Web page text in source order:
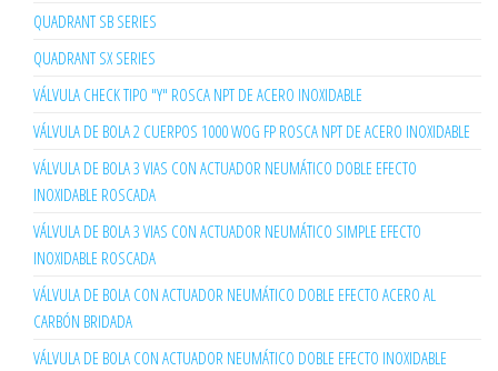
QUADRANT SB SERIES
QUADRANT SX SERIES
VÁLVULA CHECK TIPO "Y" ROSCA NPT DE ACERO INOXIDABLE
VÁLVULA DE BOLA 2 CUERPOS 1000 WOG FP ROSCA NPT DE ACERO INOXIDABLE
VÁLVULA DE BOLA 3 VIAS CON ACTUADOR NEUMÁTICO DOBLE EFECTO
INOXIDABLE ROSCADA
VÁLVULA DE BOLA 3 VIAS CON ACTUADOR NEUMÁTICO SIMPLE EFECTO
INOXIDABLE ROSCADA
VÁLVULA DE BOLA CON ACTUADOR NEUMÁTICO DOBLE EFECTO ACERO AL
CARBÓN BRIDADA
VÁLVULA DE BOLA CON ACTUADOR NEUMÁTICO DOBLE EFECTO INOXIDABLE